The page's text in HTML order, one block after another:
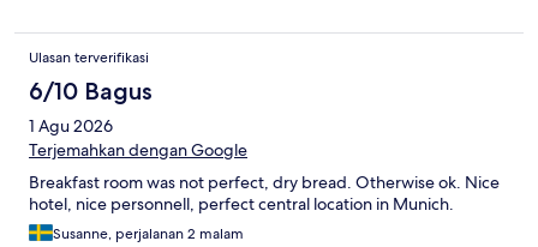
Ulasan terverifikasi
6/10 Bagus
1 Agu 2026
Terjemahkan dengan Google
Breakfast room was not perfect, dry bread. Otherwise ok. Nice
hotel, nice personnell, perfect central location in Munich.
Susanne, perjalanan 2 malam